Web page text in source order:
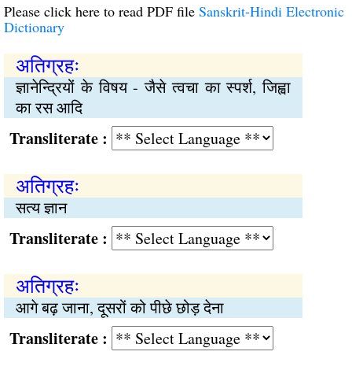
Please click here to read PDF file Sanskrit-Hindi Electronic
Dictionary
अतिग्रहः
ज्ञानेन्द्रियों के विषय - जैसे त्वचा का स्पर्श, जिह्वा
का रस आदि
:
अतिग्रहः
सत्य ज्ञान
:
अतिग्रहः
आगे बढ़ जाना, दूसरों को पीछे छोड़ देना
: